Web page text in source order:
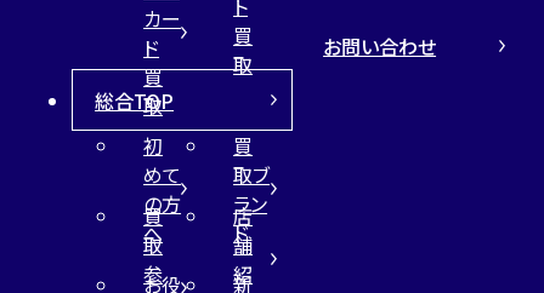
ト
買
取
カー
ド
買
取
総合TOP
初
めて
の方
へ
買
取ブ
ラン
ド
買
取
参
店
舗
紹
お役 新
お問い合わせ